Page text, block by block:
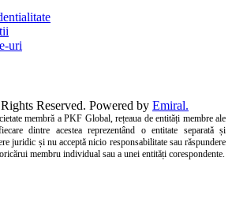
uri
Reserved. Powered by Emiral.
membră a PKF Global, rețeaua de entități membre ale
dintre acestea reprezentând o entitate separată și
juridic și nu acceptă nicio responsabilitate sau răspundere
membru individual sau a unei entități corespondente.